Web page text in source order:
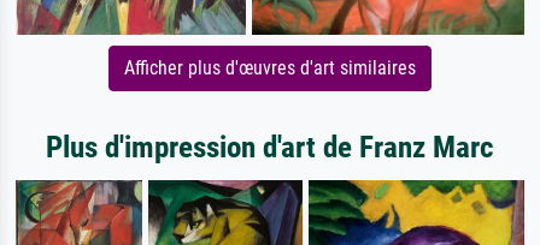
Afficher plus d'œuvres d'art similaires
Plus d'impression d'art de Franz Marc